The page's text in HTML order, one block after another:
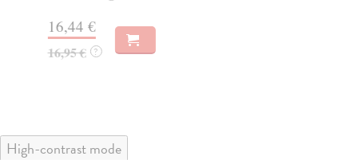
16,44 €
16,95 € ?
High-contrast mode